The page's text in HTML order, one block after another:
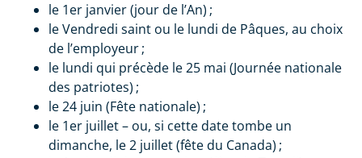
le 1er janvier (jour de l’An) ;
le Vendredi saint ou le lundi de Pâques, au choix
de l’employeur ;
le lundi qui précède le 25 mai (Journée nationale
des patriotes) ;
le 24 juin (Fête nationale) ;
le 1er juillet – ou, si cette date tombe un
dimanche, le 2 juillet (fête du Canada) ;